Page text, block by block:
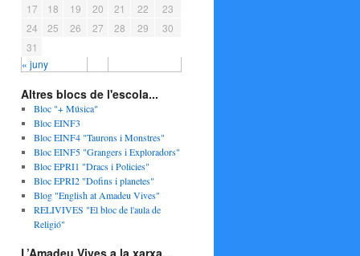
« juny
17
18 19 20 21 22
23
24
25 26 27 28 29
30
31
Altres blocs de l'escola...
Bloc "+ Música"
Bloc EINF3
Bloc EINF4 "Taurons i Monstres"
Bloc EINF5 "Grangers i Exploradors"
Bloc EPRI1 "Dracs i Policies"
Bloc EPRI2 "Dofins i planetes"
Blog "English at Amadeu Vives"
RELIVIVES "El bloc de l'aula de
Religió"
L’Amadeu Vives a la xarxa…